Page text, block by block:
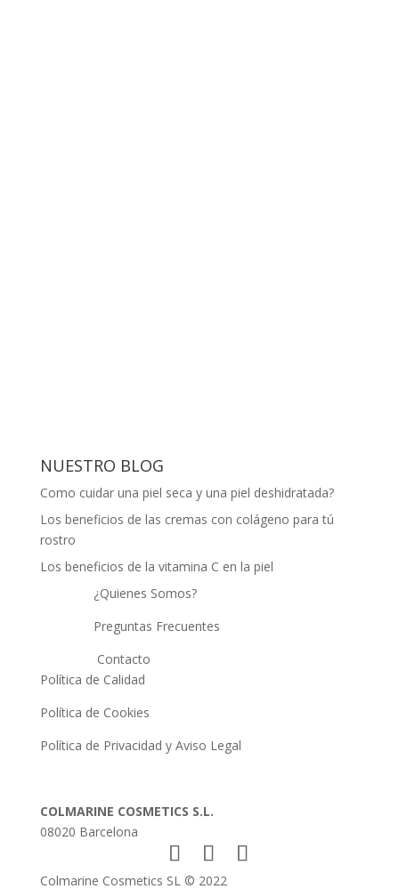
NUESTRO BLOG
Como cuidar una piel seca y una piel deshidratada?
Los beneficios de las cremas con colágeno para tú
rostro
Los beneficios de la vitamina C en la piel
¿Quienes Somos?
Preguntas Frecuentes
Contacto
Política de Calidad
Política de Cookies
Política de Privacidad y Aviso Legal
COLMARINE COSMETICS S.L.
08020 Barcelona
Colmarine Cosmetics SL © 2022